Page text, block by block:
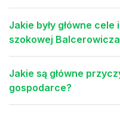
Jakie były główne cele
szokowej
Jakie są główne
gospodarce?